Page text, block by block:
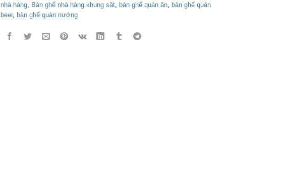
nhà hàng Bàn ghế nhà hàng khung săt bàn ghế quán ăn bàn ghế quán
beer, bàn ghế quán nướng